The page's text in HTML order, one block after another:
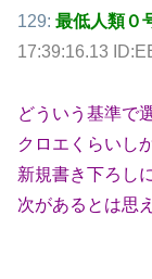
129: 最低人類０
17:39:16.13
どういう基準で
クロエくらいし
新規書き下ろし
次があるとは思